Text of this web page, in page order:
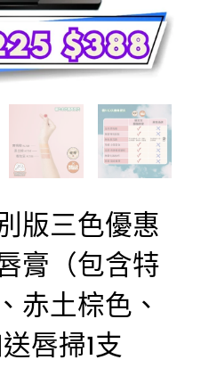
版三色優惠
膏（包含特
赤土棕色、
唇掃1支